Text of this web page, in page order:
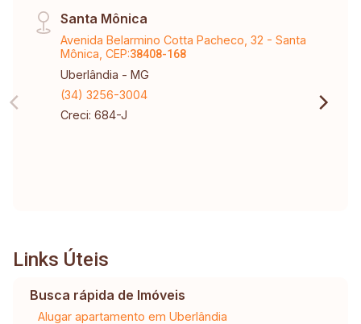
Santa Mônica
Avenida Belarmino Cotta Pacheco, 32 - Santa
Mônica, CEP:38408-168
Uberlândia - MG
(34) 3256-3004
Creci: 684-J
Links Úteis
Busca rápida de Imóveis
Alugar apartamento em Uberlândia